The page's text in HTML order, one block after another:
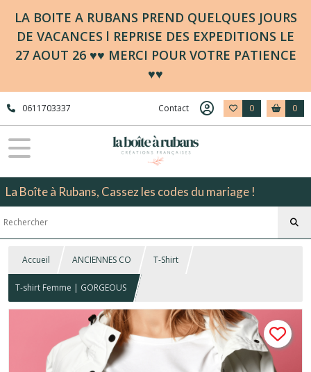
LA BOITE A RUBANS PREND QUELQUES JOURS
DE VACANCES l REPRISE DES EXPEDITIONS LE
27 AOUT 26 ♥♥ MERCI POUR VOTRE PATIENCE
♥♥
0611703337 Contact 0 0
La Boîte à Rubans, Cassez les codes du mariage !
Accueil ANCIENNES CO T-Shirt
T-shirt Femme | GORGEOUS